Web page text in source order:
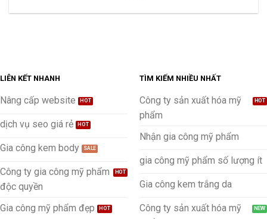
LIÊN KẾT NHANH
Nâng cấp website
dịch vụ seo giá rẻ
Gia công kem body
Công ty gia công mỹ phẩm
độc quyền
Gia công mỹ phẩm đẹp
TÌM KIẾM NHIỀU NHẤT
Công ty sản xuất hóa mỹ
phẩm
Nhận gia công mỹ phẩm
gia công mỹ phẩm số lượng ít
Gia công kem trắng da
Công ty sản xuất hóa mỹ